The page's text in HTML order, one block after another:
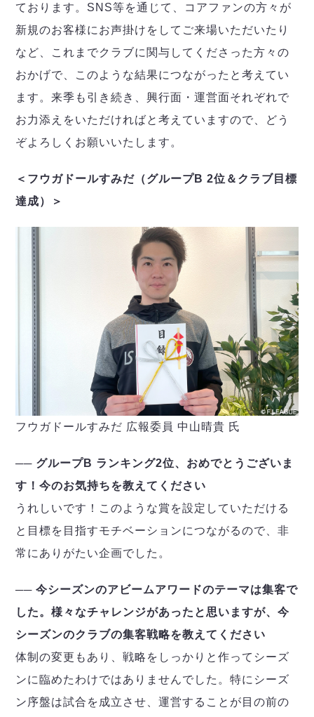
ております。SNS等を通じて、コアファンの方々が
新規のお客様にお声掛けをしてご来場いただいたり
など、これまでクラブに関与してくださった方々の
おかげで、このような結果につながったと考えてい
ます。来季も引き続き、興行面・運営面それぞれで
お力添えをいただければと考えていますので、どう
ぞよろしくお願いいたします。
＜フウガドールすみだ（グループB 2位＆クラブ目標
達成）＞
フウガドールすみだ 広報委員 中山晴貴 氏
── グループB ランキング2位、おめでとうございま
す！今のお気持ちを教えてください
うれしいです！このような賞を設定していただける
と目標を目指すモチベーションにつながるので、非
常にありがたい企画でした。
── 今シーズンのアビームアワードのテーマは集客で
した。様々なチャレンジがあったと思いますが、今
シーズンのクラブの集客戦略を教えてください
体制の変更もあり、戦略をしっかりと作ってシーズ
ンに臨めたわけではありませんでした。特にシーズ
ン序盤は試合を成立させ、運営することが目の前の